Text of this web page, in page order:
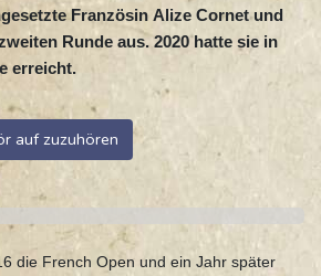
Französin Alize Cornet und
Runde aus. 2020 hatte sie in
erreicht.
auf zuzuhören
die French Open und ein Jahr später